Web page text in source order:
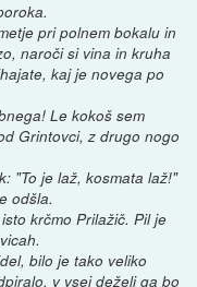
pri polnem bokalu in
naroči si vina in kruha
kaj je novega po
Le kokoš sem
Grintovci, z drugo nogo
"To je laž, kosmata laž!"
odšla.
krčmo Prilažič. Pil je
bilo je tako veliko
v vsej deželi ga bo